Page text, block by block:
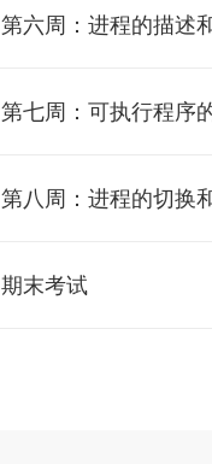
4 单元测验
单元测验
给MenuOS增加time和
单元测验
第六周：进程的描述
1.进程的描述
实验作业
第七周：可执行程序
1 预处理、编译、链接和目
第八周：进程的切换
1 进程切换的关键代码
期末考试